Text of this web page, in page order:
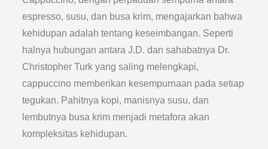
espresso, susu, dan busa krim, mengajarkan bahwa
kehidupan adalah tentang keseimbangan. Seperti
halnya hubungan antara J.D. dan sahabatnya Dr.
Christopher Turk yang saling melengkapi,
cappuccino memberikan kesempurnaan pada setiap
tegukan. Pahitnya kopi, manisnya susu, dan
lembutnya busa krim menjadi metafora akan
kompleksitas kehidupan.